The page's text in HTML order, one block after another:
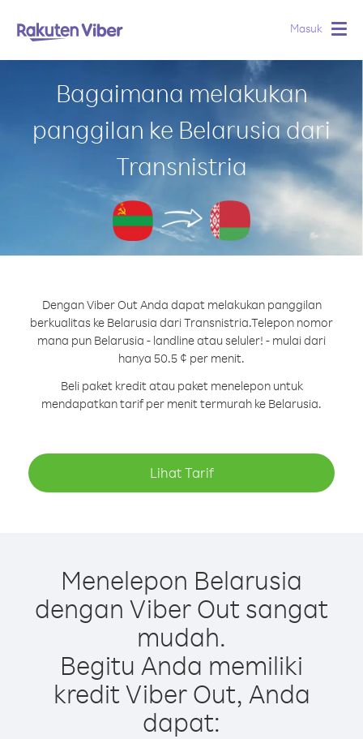
Masuk
Bagaimana melakukan
panggilan ke Belarusia dari
Transnistria
Dengan Viber Out Anda dapat melakukan panggilan
berkualitas ke Belarusia dari Transnistria.Telepon nomor
mana pun Belarusia - landline atau seluler! - mulai dari
hanya 50.5 ¢ per menit.
Beli paket kredit atau paket menelepon untuk
mendapatkan tarif per menit termurah ke Belarusia.
Lihat Tarif
Menelepon Belarusia
dengan Viber Out sangat
mudah.
Begitu Anda memiliki
kredit Viber Out, Anda
dapat: